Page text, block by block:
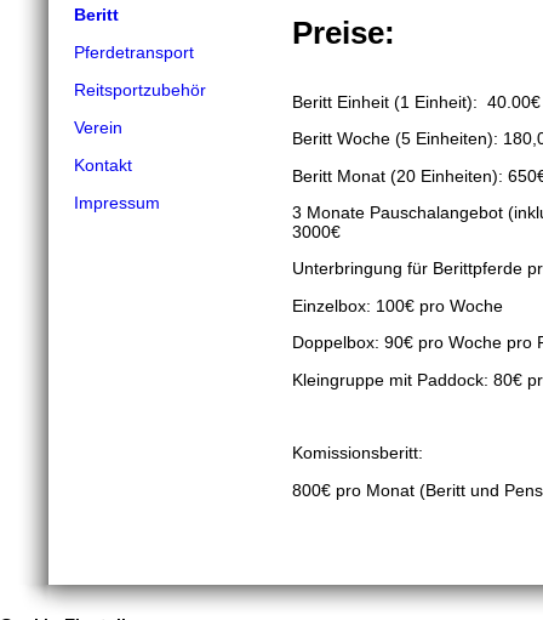
Beritt
Pferdetransport
Reitsportzubehör
Verein
Kontakt
Impressum
Preise:
Beritt Einheit (1 Einheit): 40.00€
Beritt Woche (5 Einheiten):
Beritt Monat (20 Einheiten):
3 Monate Pauschalangebot
3000€
Unterbringung für Berittpferde
Einzelbox: 100€ pro Woche
Doppelbox: 90€ pro Woche pro
Kleingruppe mit Paddock: 80€
Komissionsberitt:
800€ pro Monat (Beritt und